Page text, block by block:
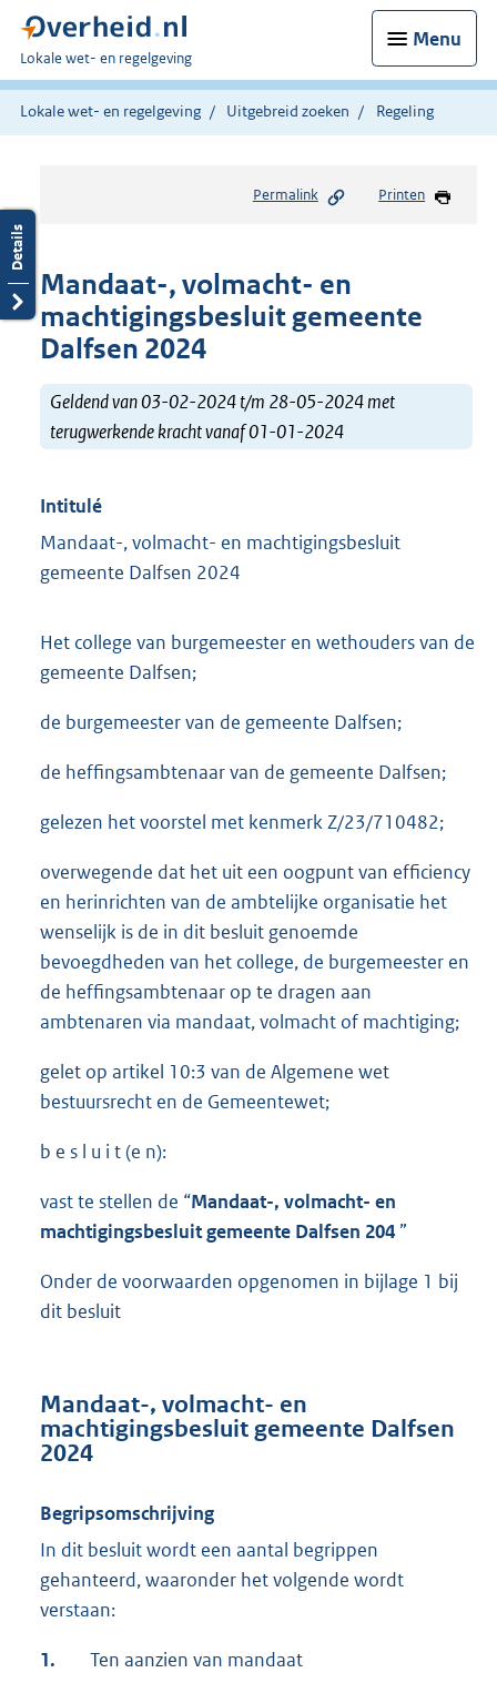
Menu
U
bent
hier:
Lokale wet- en regelgeving
Lokale wet- en regelgeving Uitgebreid zoeken Regeling
Permalink Printen
Mandaat-, volmacht- en
machtigingsbesluit gemeente
Dalfsen 2024
Geldend van 03-02-2024 t/m 28-05-2024 met
terugwerkende kracht vanaf 01-01-2024
Intitulé
Mandaat-, volmacht- en machtigingsbesluit
gemeente Dalfsen 2024
Het college van burgemeester en wethouders van de
gemeente Dalfsen;
de burgemeester van de gemeente Dalfsen;
de heffingsambtenaar van de gemeente Dalfsen;
gelezen het voorstel met kenmerk Z/23/710482;
overwegende dat het uit een oogpunt van efficiency
en herinrichten van de ambtelijke organisatie het
wenselijk is de in dit besluit genoemde
bevoegdheden van het college, de burgemeester en
de heffingsambtenaar op te dragen aan
ambtenaren via mandaat, volmacht of machtiging;
gelet op artikel 10:3 van de Algemene wet
bestuursrecht en de Gemeentewet;
b e s l u i t (e n):
vast te stellen de “Mandaat-, volmacht- en
machtigingsbesluit gemeente Dalfsen 204 ”
Onder de voorwaarden opgenomen in bijlage 1 bij
dit besluit
Mandaat-, volmacht- en
machtigingsbesluit gemeente Dalfsen
2024
Begripsomschrijving
In dit besluit wordt een aantal begrippen
gehanteerd, waaronder het volgende wordt
verstaan:
1. Ten aanzien van mandaat